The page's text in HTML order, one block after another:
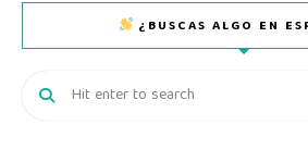
¿BUSCAS ALGO EN